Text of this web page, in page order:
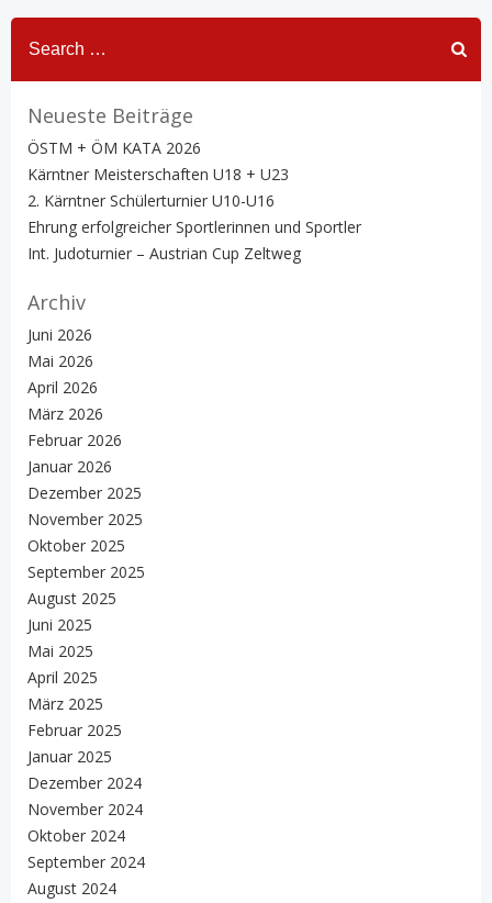
Search
for:
Neueste Beiträge
ÖSTM + ÖM KATA 2026
Kärntner Meisterschaften U18 + U23
2. Kärntner Schülerturnier U10-U16
Ehrung erfolgreicher Sportlerinnen und Sportler
Int. Judoturnier – Austrian Cup Zeltweg
Archiv
Juni 2026
Mai 2026
April 2026
März 2026
Februar 2026
Januar 2026
Dezember 2025
November 2025
Oktober 2025
September 2025
August 2025
Juni 2025
Mai 2025
April 2025
März 2025
Februar 2025
Januar 2025
Dezember 2024
November 2024
Oktober 2024
September 2024
August 2024